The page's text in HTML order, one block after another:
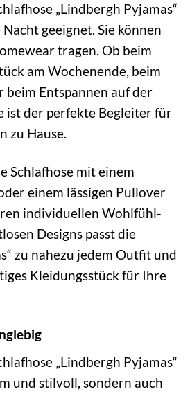
„Lindbergh Pyjamas“
geeignet. Sie können
tragen. Ob beim
am Wochenende, beim
beim Entspannen auf der
ist der perfekte Begleiter für
zu Hause.
Schlafhose mit einem
einem lässigen Pullover
individuellen Wohlfühl-
Designs passt die
zu nahezu jedem Outfit und
Kleidungsstück für Ihre
„Lindbergh Pyjamas“
und stilvoll, sondern auch